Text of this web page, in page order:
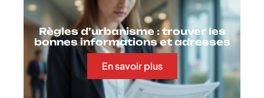
Règles d’urbanisme : trouver les
bonnes informations et adresses
En savoir plus